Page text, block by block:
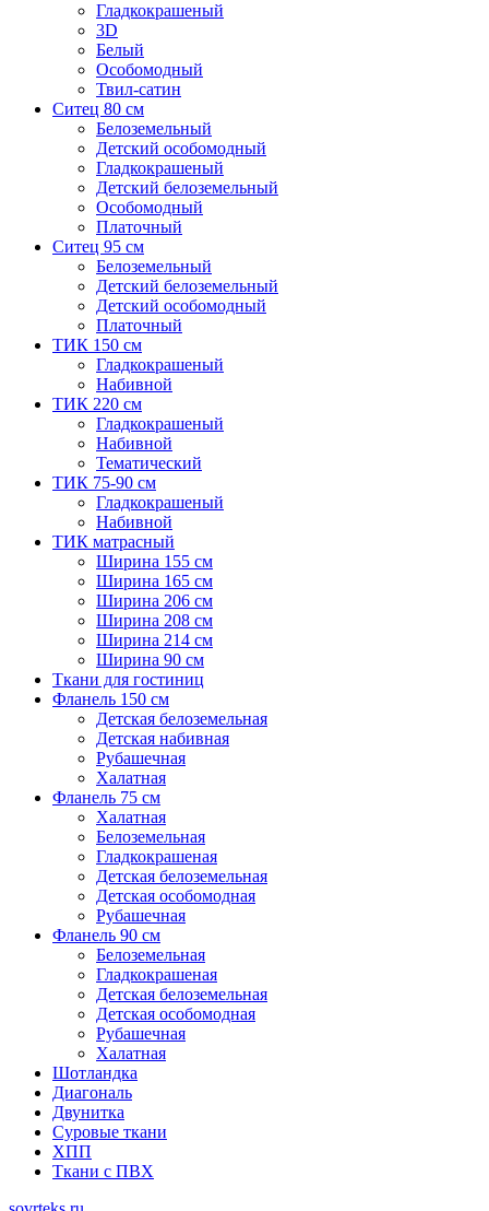
Гладкокрашеный
3D
Белый
Особомодный
Твил-сатин
Ситец 80 см
Белоземельный
Детский особомодный
Гладкокрашеный
Детский белоземельный
Особомодный
Платочный
Ситец 95 см
Белоземельный
Детский белоземельный
Детский особомодный
Платочный
ТИК 150 см
Гладкокрашеный
Набивной
ТИК 220 см
Гладкокрашеный
Набивной
Тематический
ТИК 75-90 см
Гладкокрашеный
Набивной
ТИК матрасный
Ширина 155 см
Ширина 165 см
Ширина 206 см
Ширина 208 см
Ширина 214 см
Ширина 90 см
Ткани для гостиниц
Фланель 150 см
Детская белоземельная
Детская набивная
Рубашечная
Халатная
Фланель 75 см
Халатная
Белоземельная
Гладкокрашеная
Детская белоземельная
Детская особомодная
Рубашечная
Фланель 90 см
Белоземельная
Гладкокрашеная
Детская белоземельная
Детская особомодная
Рубашечная
Халатная
Шотландка
Диагональ
Двунитка
Суровые ткани
ХПП
Ткани с ПВХ